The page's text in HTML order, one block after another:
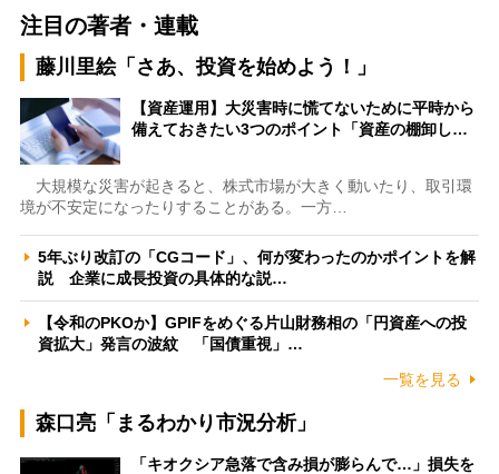
注目の著者・連載
藤川里絵「さあ、投資を始めよう！」
【資産運用】大災害時に慌てないために平時から
備えておきたい3つのポイント「資産の棚卸し…
大規模な災害が起きると、株式市場が大きく動いたり、取引環
境が不安定になったりすることがある。一方…
5年ぶり改訂の「CGコード」、何が変わったのかポイントを解
説 企業に成長投資の具体的な説…
【令和のPKOか】GPIFをめぐる片山財務相の「円資産への投
資拡大」発言の波紋 「国債重視」…
一覧を見る
森口亮「まるわかり市況分析」
「キオクシア急落で含み損が膨らんで…」損失を